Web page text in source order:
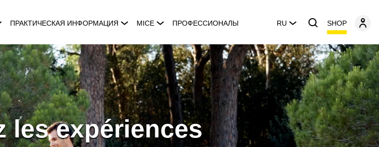
ПРАКТИЧЕСКАЯ ИНФОРМАЦИЯ MICE ПРОФЕССИОНАЛЫ RU SHOP
les expériences